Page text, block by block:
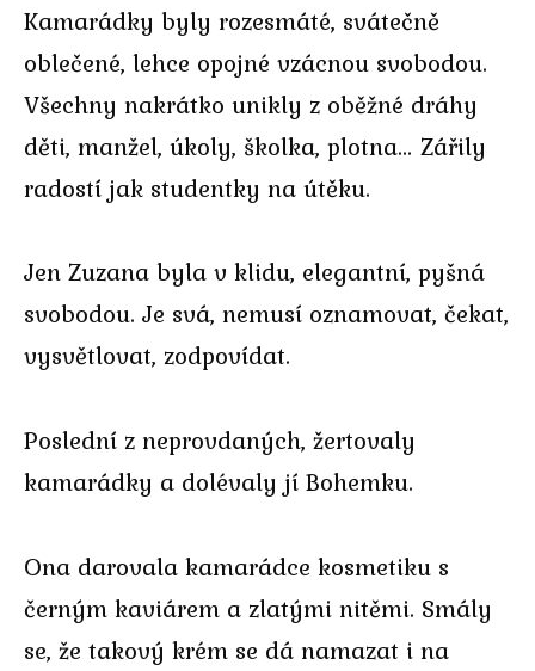
Kamarádky byly rozesmáté, svátečně
oblečené, lehce opojné vzácnou svobodou.
Všechny nakrátko unikly z oběžné dráhy
děti, manžel, úkoly, školka, plotna… Zářily
radostí jak studentky na útěku.
Jen Zuzana byla v klidu, elegantní, pyšná
svobodou. Je svá, nemusí oznamovat, čekat,
vysvětlovat, zodpovídat.
Poslední z neprovdaných, žertovaly
kamarádky a dolévaly jí Bohemku.
Ona darovala kamarádce kosmetiku s
černým kaviárem a zlatými nitěmi. Smály
se, že takový krém se dá namazat i na